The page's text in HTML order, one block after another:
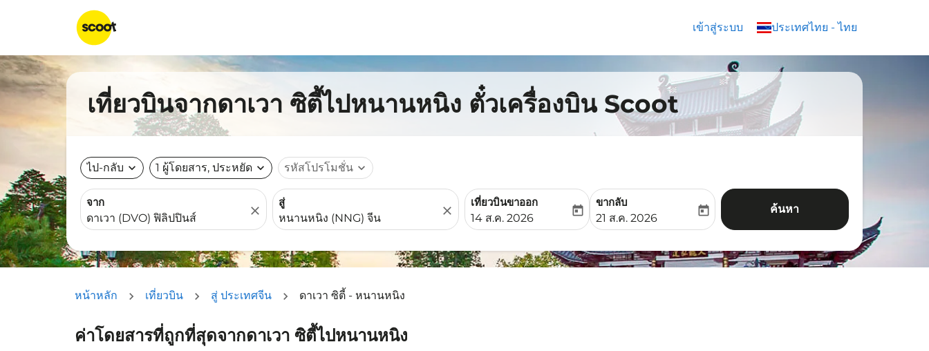
เข้าสู่ระบบ ประเทศไทย - ไทย
keyboard_arrow_down
เที่ยวบินจากดาเวา ซิตี้ไปหนานหนิง ตั๋วเครื่องบิน Scoot
ไป-กลับ expand_more 1 ผู้โดยสาร, ประหยัด expand_more รหัสโปรโมชั่น expand_more
จาก
close
สู่
close
เที่ยวบินขาออก
fc-booking-departure-date-aria-label
14 ส.ค. 2026
today
ขากลับ
fc-booking-return-date-aria-label
21 ส.ค. 2026
today ค้นหา
หน้าหลัก เที่ยวบิน สู่ ประเทศจีน ดาเวา ซิตี้ - หนานหนิง
ค่าโดยสารที่ถูกที่สุดจากดาเวา ซิตี้ไปหนานหนิง
ลองอัปเดตเส้นทางของคุณ (ต้นทางและ/หรือปลายทาง) หรือเลือกวันที่ด้านล่างเพื่อค้นหาข้อเสนอ